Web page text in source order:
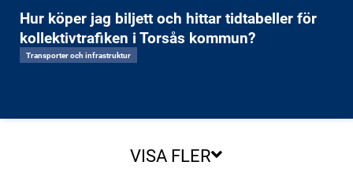
Hur köper jag biljett och hittar tidtabeller för
kollektivtrafiken i Torsås kommun?
Transporter och infrastruktur
VISA FLER